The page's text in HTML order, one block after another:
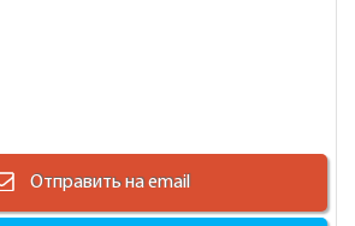
Отправить на email